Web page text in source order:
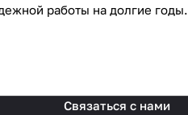
работы на долгие годы.
Связаться с нами